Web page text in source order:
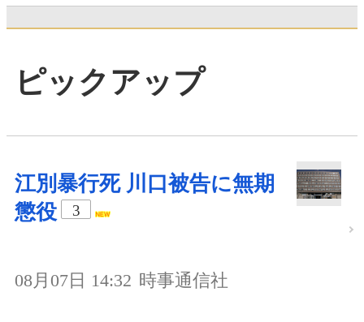
ピックアップ
江別暴行死 川口被告に無期
懲役
3
08月07日 14:32 時事通信社